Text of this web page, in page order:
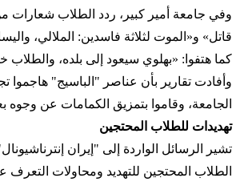
وفي جامعة أمير كبير، ردد الطلاب شعارات
قاتل» و«الموت لثلاثة فاسدين: الملالي،
كما هتفوا: «بهلوي سيعود إلى بلده، والطلاب
وأفادت تقارير بأن عناصر "الباسيج" هاجموا
الجامعة، وقاموا بتمزيق الكمامات عن
تهديدات للطلاب المحتجين
تشير الرسائل الواردة إلى "إيران
الطلاب المحتجين للتهديد ومحاولات التعرف